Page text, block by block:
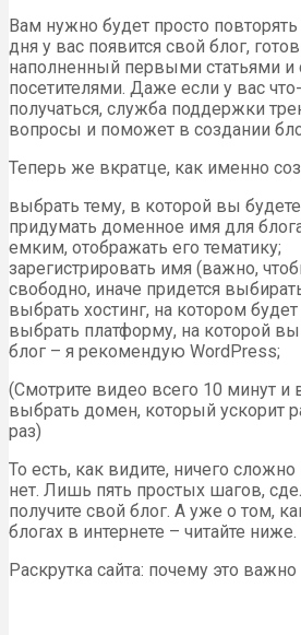
Вам нужно будет просто
дня у вас появится свой блог,
наполненный первыми статьями
посетителями. Даже если у вас
получаться, служба поддержки
вопросы и поможет в создании
Теперь же вкратце, как именно
выбрать тему, в которой вы будете
придумать доменное имя для
емким, отображать его тематику;
зарегистрировать имя (важно,
свободно, иначе придется
выбрать хостинг, на котором
выбрать платформу, на которой вы
блог – я рекомендую WordPress;
(Смотрите видео всего 10 минут и
выбрать домен, который ускорит
раз)
То есть, как видите, ничего
нет. Лишь пять простых шагов,
получите свой блог. А уже о том,
блогах в интернете – читайте ниже.
Раскрутка сайта: почему это важно